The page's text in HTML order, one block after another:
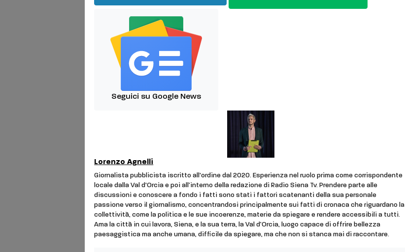
Seguici su Google News
Lorenzo Agnelli
Giornalista pubblicista iscritto all'ordine dal 2020. Esperienza nel ruolo prima come corrispondente
locale dalla Val d'Orcia e poi all’interno della redazione di Radio Siena Tv. Prendere parte alle
discussioni e conoscere a fondo i fatti sono stati i fattori scatenanti della sua personale
passione verso il giornalismo, concentrandosi principalmente sui fatti di cronaca che riguardano la
collettività, come la politica e le sue incoerenze, materie da spiegare e rendere accessibili a tutti.
Ama la città in cui lavora, Siena, e la sua terra, la Val d’Orcia, luogo capace di offrire bellezza
paesaggistica ma anche umana, difficile da spiegare, ma che non si stanca mai di raccontare.